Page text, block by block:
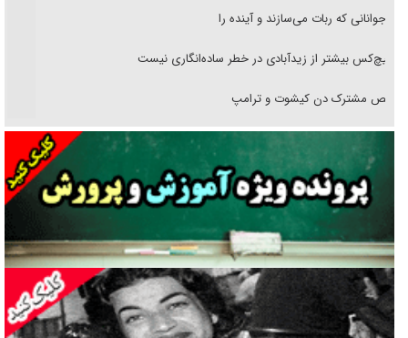
نوجوانانی که ربات می‌سازند و آینده را
هیچ‌کس بیشتر از زیدآبادی در خطر ساده‌انگاری نیست
رقص مشترک دن کیشوت و ترامپ
دنده دولت به واگذاری مسئله‌دار ایران‌خودرو/ خصوصی‌سازی یا انحصار؟
غریزه‌ی بقا و آقای باقی و رفقا
جراحی‌های زیبایی با مدرک فوق‌دیپلم! + گفت‌وگو با متهم
گفت‌وگو با همسر یکی از شهدای جنگ رمضان/ پیکر بی‌سر شهید را از
انگشت‌های پا شناسایی کردیم
نسلی که آنلاین الگو می‌گیرد